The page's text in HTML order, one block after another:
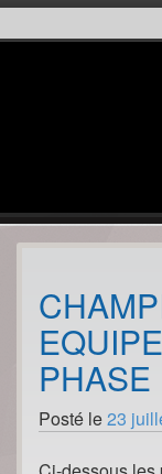
Passer
au
PHASE
Posté le23